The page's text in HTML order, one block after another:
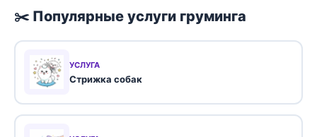
✂️ Популярные услуги груминга
УСЛУГА
Стрижка собак